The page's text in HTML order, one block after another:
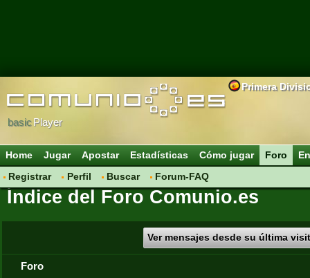
Primera
basicPlayer
Home Jugar Apostar Estadísticas Cómo jugar
Foro
Registrar
Perfil Buscar Forum-FAQ
Índice del Foro Comunio.es
Ver mensajes desde su última
Foro